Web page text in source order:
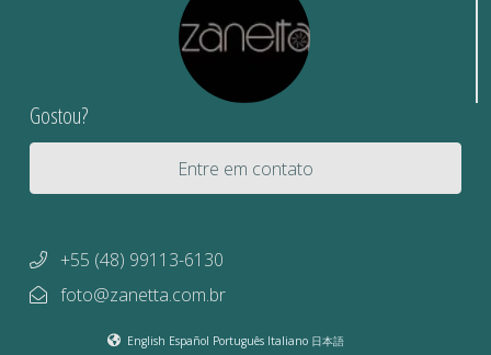
Gostou?
Entre em contato
+55 (48) 99113-6130
foto@zanetta.com.br
English Español Português Italiano 日本語